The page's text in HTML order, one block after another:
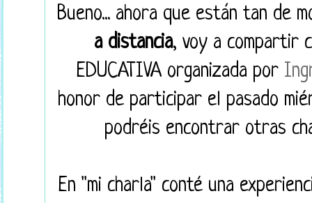
Bueno... ahora que están tan de
a distancia, voy a compartir
EDUCATIVA organizada por
honor de participar el pasado
podréis encontrar otras
En "mi charla" conté una